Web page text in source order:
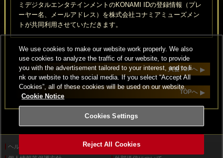
ミデジタルエンタテインメントのKONAMI IDの登録情報（プレ
ーヤー名、メールアドレス）を株式会社コナミアミューズメン
トが共同利用させていただきます。
大会TOPへ
TOPへ
ヘルプ
利用規約
We use cookies to make our website work properly. We also
use cookies to analyze the traffic of our website, to provide
you with the advertisement tailored to your interest, and to li
nk our website to the social media. If you select “Accept All
Cookies”, all of these cookies will be used on our website.
Cookie Notice
Cookies Settings
Reject All Cookies